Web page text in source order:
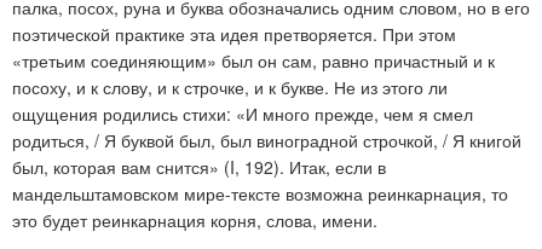
палка, посох, руна и буква обозначались одним словом, но в его
поэтической практике эта идея претворяется. При этом
«третьим соединяющим» был он сам, равно причастный и к
посоху, и к слову, и к строчке, и к букве. Не из этого ли
ощущения родились стихи: «И много прежде, чем я смел
родиться, / Я буквой был, был виноградной строчкой, / Я книгой
был, которая вам снится» (I, 192). Итак, если в
мандельштамовском мире-тексте возможна реинкарнация, то
это будет реинкарнация корня, слова, имени.